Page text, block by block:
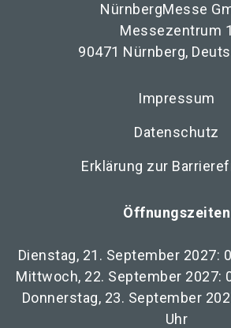
NürnbergMesse
Messezentrum 1
90471 Nürnberg,
Impressum
Datenschutz
Erklärung zur
Öffnungszeiten
Dienstag, 21. September 2027:
Mittwoch, 22. September 2027:
Donnerstag, 23. September
Uhr